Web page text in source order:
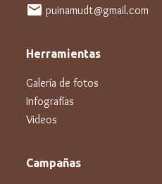
mail puinamudt@gmail.com
Herramientas
Galería de fotos
Infografías
Videos
Campañas